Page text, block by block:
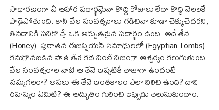
సాధారణంగా ఏ ఆహార పదార్థమైనా కొద్ది రోజులు లేదా కొద్ది నెలలకే
పాడైపోతుంది. కానీ వేల సంవత్సరాలు గడిచినా కూడా చెక్కుచెదరని,
తినడానికి పనికొచ్చే ఒక అద్భుతమైన పదార్థం ఉంది. అదే తేనె
(Honey). పురాతన ఈజిప్షియన్ సమాధులలో (Egyptian Tombs)
కనుగొనబడిన పాత తేనె కథ వింటే నిజంగా ఆశ్చర్యం కలుగుతుంది.
వేల సంవత్సరాల నాటి ఆ తేనె ఇప్పటికీ తాజాగా ఉందంటే
నమ్మగలరా? అసలు ఈ తేనె ఇంతకాలం ఎలా నిలిచి ఉంది? దాని
రహస్యం ఏమిటి? ఈ అద్భుతం గురించి ఇప్పుడు తెలుసుకుందాం.